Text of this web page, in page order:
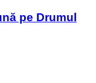
pe Drumul